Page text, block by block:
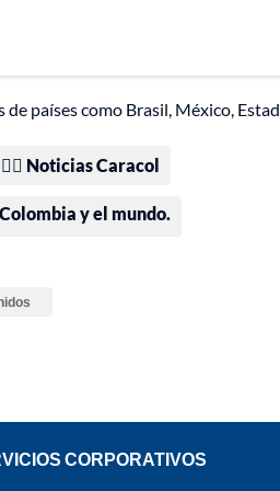
países como Brasil, México,
Noticias Caracol
y el mundo.
CORPORATIVOS